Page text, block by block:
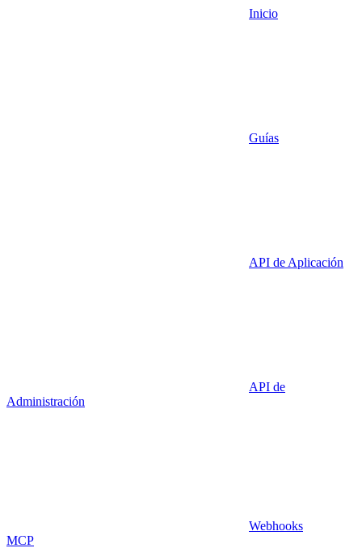
Inicio
Guías
API de Aplicación
API de
Administración
Webhooks
MCP